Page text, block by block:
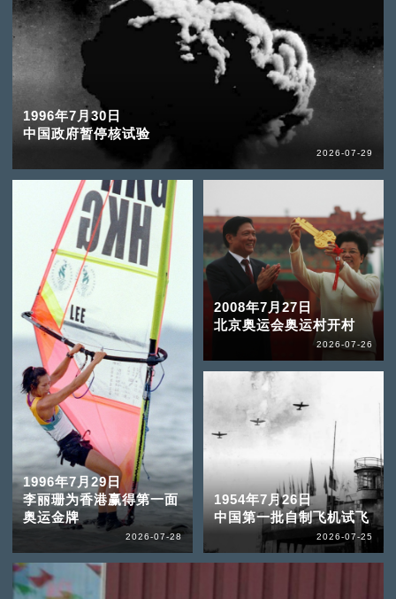
1996年7月30日
中国政府暂停核试验
2026-07-29
1996年7月29日
李丽珊为香港赢得第一面
奥运金牌
2026-07-28
2008年7月27日
北京奥运会奥运村开村
2026-07-26
1954年7月26日
中国第一批自制飞机试飞
2026-07-25